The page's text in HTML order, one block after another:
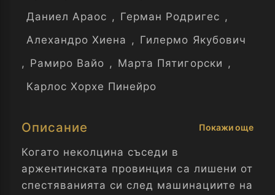
Даниел Араос , Герман Родригес ,
Алехандро Хиена , Гилермо Якубович
, Рамиро Вайо , Марта Пятигорски ,
Карлос Хорхе Пинейро
Описание Покажи още
Когато неколцина съседи в
аржентинската провинция са лишени от
спестяванията си след машинациите на